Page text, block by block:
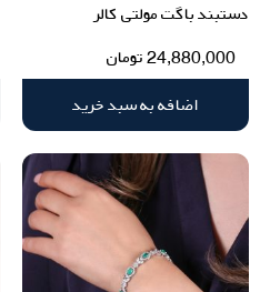
دستبند باگت مولتی کالر
24,880,000تومان
اضافه به سبد خرید